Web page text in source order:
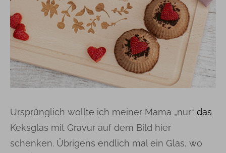
Ursprünglich wollte ich meiner Mama „nur“ das
Keksglas mit Gravur auf dem Bild hier
schenken. Übrigens endlich mal ein Glas, wo